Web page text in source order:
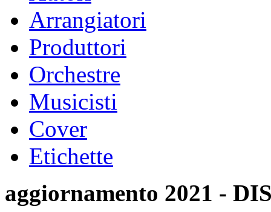
Arrangiatori
Produttori
Orchestre
Musicisti
Cover
Etichette
aggiornamento 2021 -